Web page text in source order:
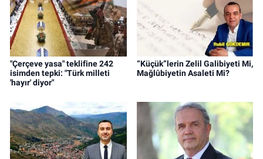
"Çerçeve yasa" teklifine 242
isimden tepki: "Türk milleti
'hayır' diyor"
“Küçük”lerin Zelil Galibiyeti Mi,
Mağlûbiyetin Asaleti Mi?